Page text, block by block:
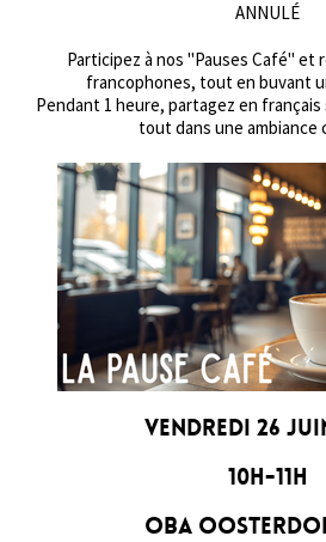
ANNULÉ
Participez à nos "Pauses Café" et
francophones, tout en buvant
Pendant 1 heure, partagez en
tout dans une ambiance
Vendredi 26
10h-11h
OBA